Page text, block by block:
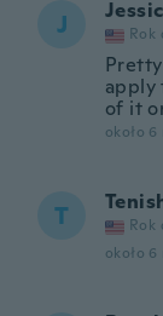
J Rok
apply
of it
około
T Rok
około